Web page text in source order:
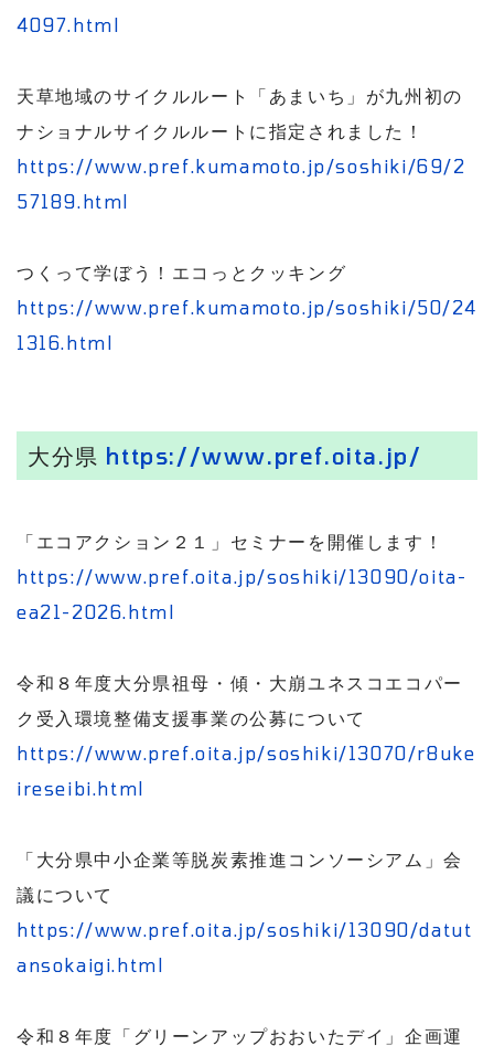
4097.html
天草地域のサイクルルート「あまいち」が九州初の
ナショナルサイクルルートに指定されました！
https://www.pref.kumamoto.jp/soshiki/69/2
57189.html
つくって学ぼう！エコっとクッキング
https://www.pref.kumamoto.jp/soshiki/50/24
1316.html
大分県 https://www.pref.oita.jp/
「エコアクション２１」セミナーを開催します！
https://www.pref.oita.jp/soshiki/13090/oita-
ea21-2026.html
令和８年度大分県祖母・傾・大崩ユネスコエコパー
ク受入環境整備支援事業の公募について
https://www.pref.oita.jp/soshiki/13070/r8uke
ireseibi.html
「大分県中小企業等脱炭素推進コンソーシアム」会
議について
https://www.pref.oita.jp/soshiki/13090/datut
ansokaigi.html
令和８年度「グリーンアップおおいたデイ」企画運